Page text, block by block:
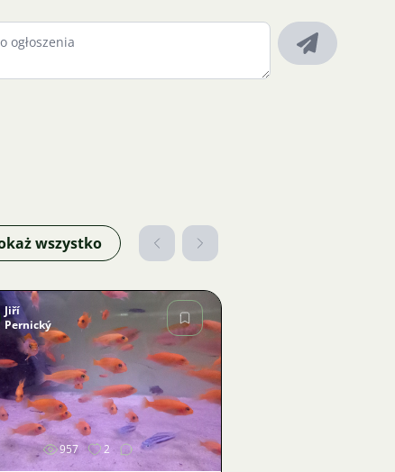
wszystko
Zdjęcie
Jiří
Pernický
957 2